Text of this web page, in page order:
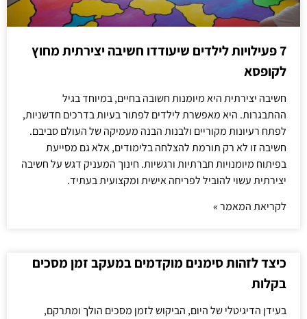
7 פעילויות לילדים שיעודדו חשיבה יצירתית מחוץ
לקופסא
חשיבה יצירתית היא מיומנות חשובה בחיים, במיוחד בגיל
ההתבגרות. היא מאפשרת לילדים לפתור בעיות בדרכים חדשניות,
לפתח רעיונות מקוריים ולבנות הבנה מעמיקה של העולם סביבם.
חשיבה זו לא רק תורמת להצלחה בלימודים, אלא גם מסייעת
בפיתוח מיומנויות חברתיות ורגשיות. חינוך המעניק דגש על חשיבה
יצירתית עשוי להוביל לפריחה אישית ומקצועית בעתיד.
לקריאת המאמר »
כיצד לזהות סימנים מוקדמים במעקב זמן מסכים
בקלות
בעידן הדיגיטלי של היום, הביקוש לזמן מסכים הולך ומתרקם,